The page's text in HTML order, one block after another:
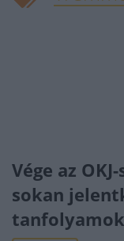
Vége az
sokan